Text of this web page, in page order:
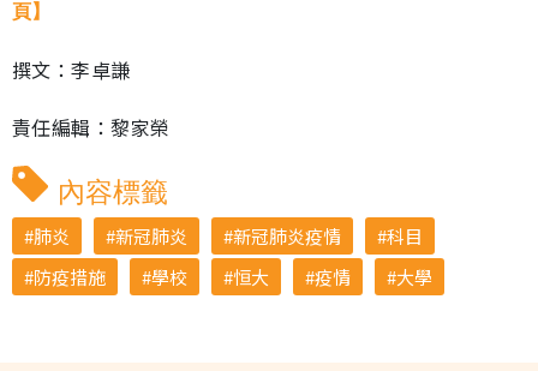
頁】
撰文：李卓謙
責任編輯：黎家榮
內容標籤
肺炎 新冠肺炎 新冠肺炎疫情
科目
防疫措施
學校 恒大 疫情 大學